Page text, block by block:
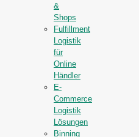
&
Shops
Fulfillment
Logistik
für
Online
Händler
E-
Commerce
Logistik
Lösungen
Binning